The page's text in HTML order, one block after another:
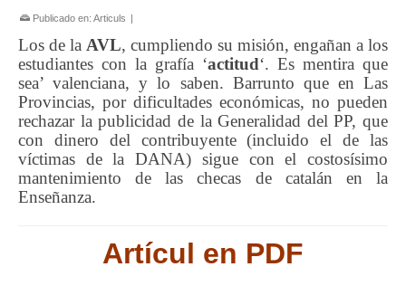
Publicado en: Articuls |
Los de la AVL, cumpliendo su misión, engañan a los
estudiantes con la grafía ‘actitud‘. Es mentira que
sea’ valenciana, y lo saben. Barrunto que en Las
Provincias, por dificultades económicas, no pueden
rechazar la publicidad de la Generalidad del PP, que
con dinero del contribuyente (incluido el de las
víctimas de la DANA) sigue con el costosísimo
mantenimiento de las checas de catalán en la
Enseñanza.
Artícul en PDF